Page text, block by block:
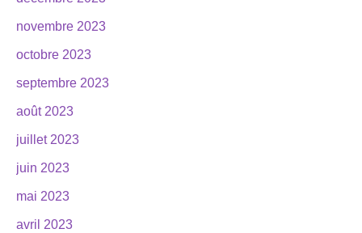
novembre 2023
octobre 2023
septembre 2023
août 2023
juillet 2023
juin 2023
mai 2023
avril 2023